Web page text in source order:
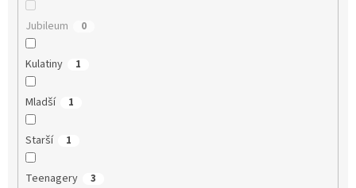
Jubileum 0
Kulatiny 1
Mladší 1
Starší 1
Teenagery 3